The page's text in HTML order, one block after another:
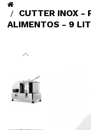
CUTTER INOX -
ALIMENTOS - 9